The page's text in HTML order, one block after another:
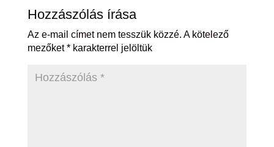
Hozzászólás írása
Az e-mail címet nem tesszük közzé. A kötelező
mezőket*karakterrel jelöltük